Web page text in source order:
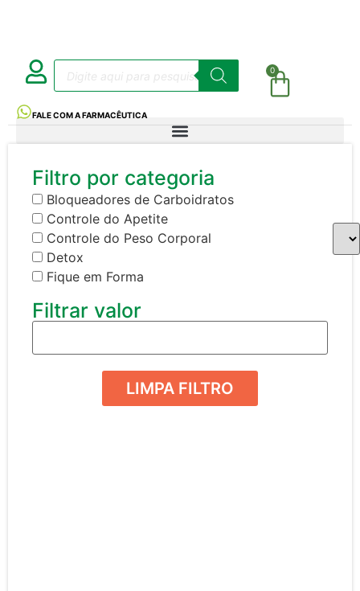
0
FALE COM A FARMACÊUTICA
Filtro por categoria
Bloqueadores de Carboidratos
Controle do Apetite
Controle do Peso Corporal
Detox
Fique em Forma
Filtrar valor
LIMPA FILTRO